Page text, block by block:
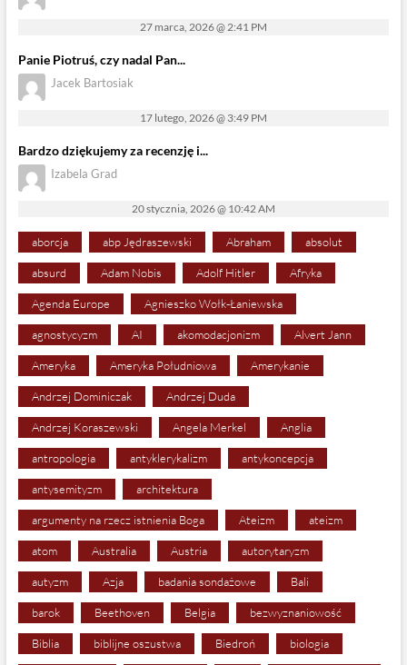
27 marca, 2026 @ 2:41 PM
Panie Piotruś, czy nadal Pan...
Jacek Bartosiak
17 lutego, 2026 @ 3:49 PM
Bardzo dziękujemy za recenzję i...
Izabela Grad
20 stycznia, 2026 @ 10:42 AM
aborcja abp Jędraszewski Abraham absolut
absurd Adam Nobis Adolf Hitler Afryka
Agenda Europe Agnieszko Wołk-Łaniewska
agnostycyzm AI akomodacjonizm Alvert Jann
Ameryka Ameryka Południowa Amerykanie
Andrzej Dominiczak Andrzej Duda
Andrzej Koraszewski Angela Merkel Anglia
antropologia antyklerykalizm antykoncepcja
antysemityzm architektura
argumenty na rzecz istnienia Boga Ateizm ateizm
atom Australia Austria autorytaryzm
autyzm Azja badania sondażowe Bali
barok Beethoven Belgia bezwyznaniowość
Biblia biblijne oszustwa Biedroń biologia